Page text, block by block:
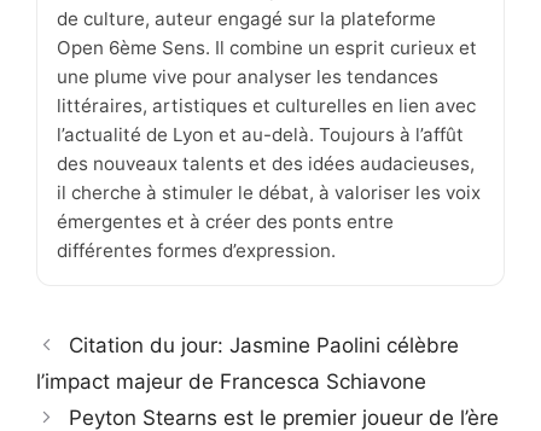
de culture, auteur engagé sur la plateforme
Open 6ème Sens. Il combine un esprit curieux et
une plume vive pour analyser les tendances
littéraires, artistiques et culturelles en lien avec
l’actualité de Lyon et au-delà. Toujours à l’affût
des nouveaux talents et des idées audacieuses,
il cherche à stimuler le débat, à valoriser les voix
émergentes et à créer des ponts entre
différentes formes d’expression.
Citation du jour: Jasmine Paolini célèbre
l’impact majeur de Francesca Schiavone
Peyton Stearns est le premier joueur de l’ère